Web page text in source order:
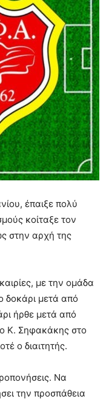
έπαιξε πολύ
κοίταξε τον
στην αρχή της
με την ομάδα
δοκάρι μετά από
ήρθε μετά από
Κ. Σηφακάκης στο
ο διαιτητής.
Να
την προσπάθεια